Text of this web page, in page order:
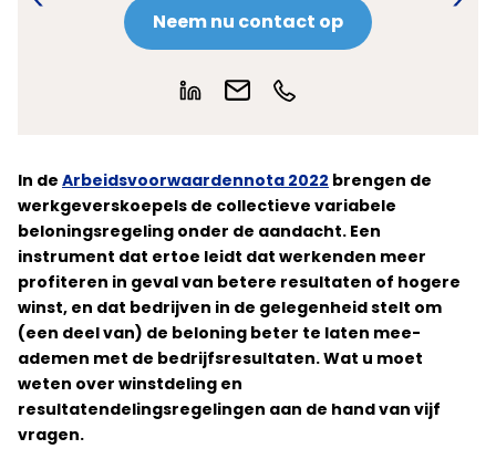
Neem nu contact op
In de Arbeidsvoorwaardennota 2022 brengen de
werkgeverskoepels de collectieve variabele
beloningsregeling onder de aandacht. Een
instrument dat ertoe leidt dat werkenden meer
profiteren in geval van betere resultaten of hogere
winst, en dat bedrijven in de gelegenheid stelt om
(een deel van) de beloning beter te laten mee-
ademen met de bedrijfsresultaten.Wat u moet
weten over winstdeling en
resultatendelingsregelingen aan de hand van vijf
vragen.